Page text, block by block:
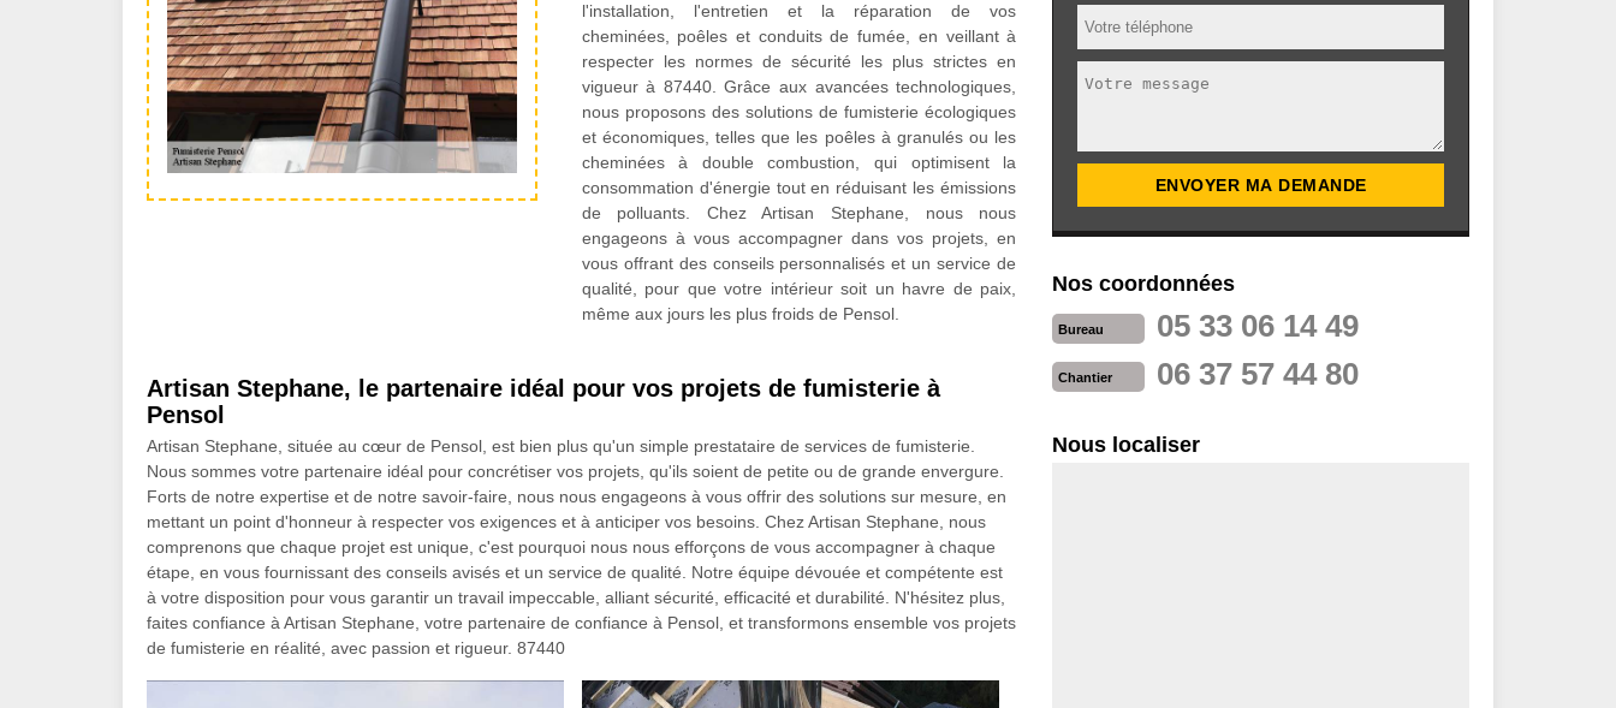
l'installation, l'entretien et la réparation de vos
cheminées, poêles et conduits de fumée, en veillant à
respecter les normes de sécurité les plus strictes en
vigueur à 87440. Grâce aux avancées technologiques,
nous proposons des solutions de fumisterie écologiques
et économiques, telles que les poêles à granulés ou les
cheminées à double combustion, qui optimisent la
consommation d'énergie tout en réduisant les émissions
de polluants. Chez Artisan Stephane, nous nous
engageons à vous accompagner dans vos projets, en
vous offrant des conseils personnalisés et un service de
qualité, pour que votre intérieur soit un havre de paix,
même aux jours les plus froids de Pensol.
Artisan Stephane, le partenaire idéal pour vos projets de fumisterie à
Pensol
Artisan Stephane, située au cœur de Pensol, est bien plus qu'un simple prestataire de services de fumisterie.
Nous sommes votre partenaire idéal pour concrétiser vos projets, qu'ils soient de petite ou de grande envergure.
Forts de notre expertise et de notre savoir-faire, nous nous engageons à vous offrir des solutions sur mesure, en
mettant un point d'honneur à respecter vos exigences et à anticiper vos besoins. Chez Artisan Stephane, nous
comprenons que chaque projet est unique, c'est pourquoi nous nous efforçons de vous accompagner à chaque
étape, en vous fournissant des conseils avisés et un service de qualité. Notre équipe dévouée et compétente est
à votre disposition pour vous garantir un travail impeccable, alliant sécurité, efficacité et durabilité. N'hésitez plus,
faites confiance à Artisan Stephane, votre partenaire de confiance à Pensol, et transformons ensemble vos projets
de fumisterie en réalité, avec passion et rigueur. 87440
Nos coordonnées
Bureau 05 33 06 14 49
Chantier 06 37 57 44 80
Nous localiser